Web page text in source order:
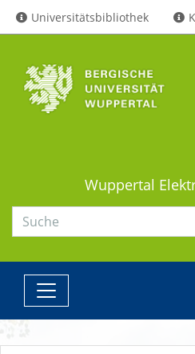
Universitätsbibliothek
Wuppertal